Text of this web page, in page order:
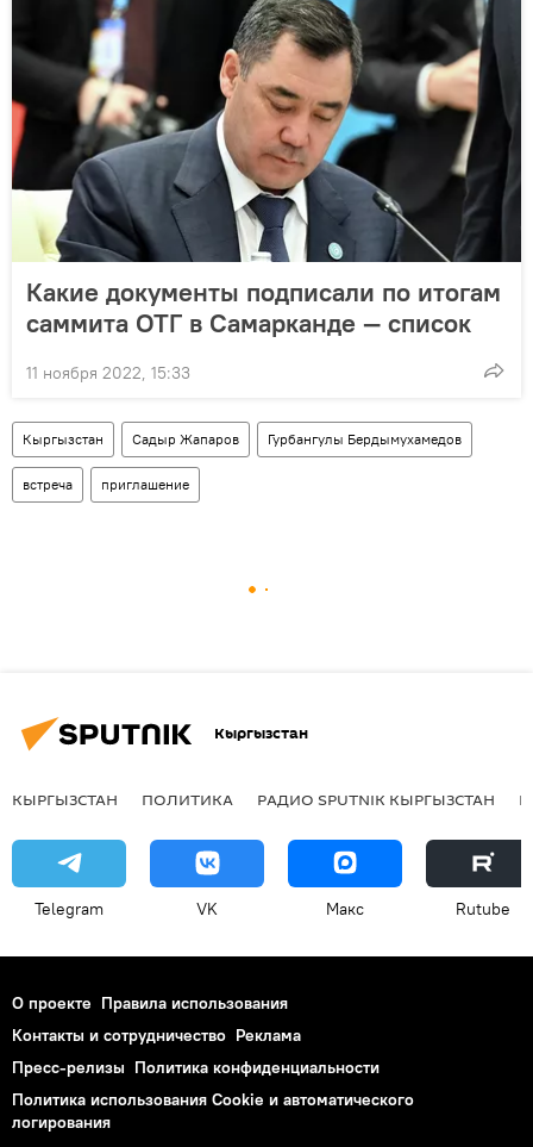
Какие документы подписали по итогам
саммита ОТГ в Самарканде — список
11 ноября 2022, 15:33
Кыргызстан Садыр Жапаров Гурбангулы Бердымухамедов
встреча приглашение
Кыргызстан
КЫРГЫЗСТАН ПОЛИТИКА РАДИО SPUTNIK КЫРГЫЗСТАН
Telegram VK Макс Rutube
О проекте Правила использования
Контакты и сотрудничество Реклама
Пресс-релизы Политика конфиденциальности
Политика использования Cookie и автоматического
логирования